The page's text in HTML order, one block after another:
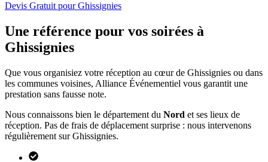
Devis Gratuit pourGhissignies
Une référence pour vos soirées à
Ghissignies
Que vous organisiez votre réception au cœur de Ghissignies ou dans
les communes voisines, Alliance Événementiel vous garantit une
prestation sans fausse note.
Nous connaissons bien le département du Nord et ses lieux de
réception. Pas de frais de déplacement surprise : nous intervenons
régulièrement surGhissignies.